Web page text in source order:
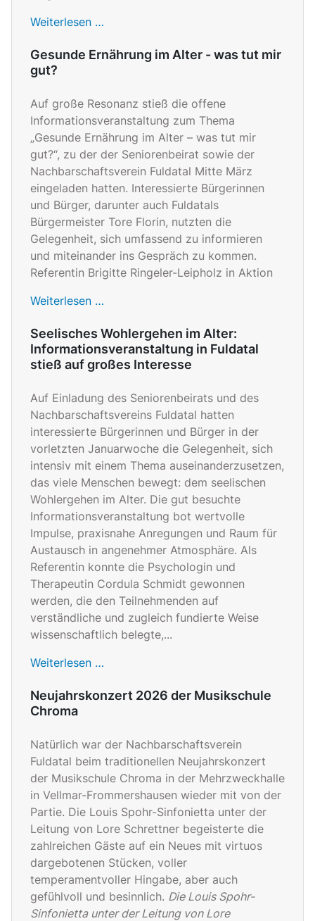
Weiterlesen …
Gesunde Ernährung im Alter - was tut mir
gut?
Auf große Resonanz stieß die offene
Informationsveranstaltung zum Thema
„Gesunde Ernährung im Alter – was tut mir
gut?“, zu der der Seniorenbeirat sowie der
Nachbarschaftsverein Fuldatal Mitte März
eingeladen hatten. Interessierte Bürgerinnen
und Bürger, darunter auch Fuldatals
Bürgermeister Tore Florin, nutzten die
Gelegenheit, sich umfassend zu informieren
und miteinander ins Gespräch zu kommen.
Referentin Brigitte Ringeler-Leipholz in Aktion
Weiterlesen …
Seelisches Wohlergehen im Alter:
Informationsveranstaltung in Fuldatal
stieß auf großes Interesse
Auf Einladung des Seniorenbeirats und des
Nachbarschaftsvereins Fuldatal hatten
interessierte Bürgerinnen und Bürger in der
vorletzten Januarwoche die Gelegenheit, sich
intensiv mit einem Thema auseinanderzusetzen,
das viele Menschen bewegt: dem seelischen
Wohlergehen im Alter. Die gut besuchte
Informationsveranstaltung bot wertvolle
Impulse, praxisnahe Anregungen und Raum für
Austausch in angenehmer Atmosphäre. Als
Referentin konnte die Psychologin und
Therapeutin Cordula Schmidt gewonnen
werden, die den Teilnehmenden auf
verständliche und zugleich fundierte Weise
wissenschaftlich belegte,...
Weiterlesen …
Neujahrskonzert 2026 der Musikschule
Chroma
Natürlich war der Nachbarschaftsverein
Fuldatal beim traditionellen Neujahrskonzert
der Musikschule Chroma in der Mehrzweckhalle
in Vellmar-Frommershausen wieder mit von der
Partie. Die Louis Spohr-Sinfonietta unter der
Leitung von Lore Schrettner begeisterte die
zahlreichen Gäste auf ein Neues mit virtuos
dargebotenen Stücken, voller
temperamentvoller Hingabe, aber auch
gefühlvoll und besinnlich. Die Louis Spohr-
Sinfonietta unter der Leitung von Lore